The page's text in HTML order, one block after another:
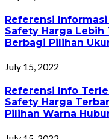
Referensi
Safety Harga Lebih
Berbagi Pilihan
July 15, 2022
Referensi Info
Safety Harga
Pilihan Warna